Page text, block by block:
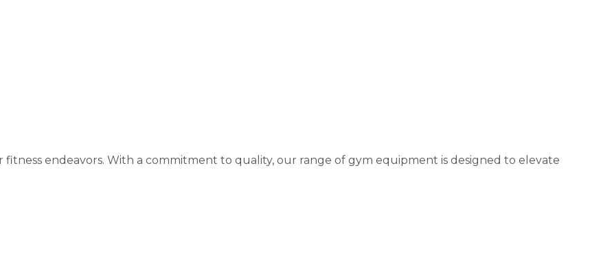
fitness endeavors. With a commitment to quality, our range of gym equipment is designed to elevate